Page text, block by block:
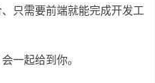
只需要前端就能完成开发工
一起给到你。